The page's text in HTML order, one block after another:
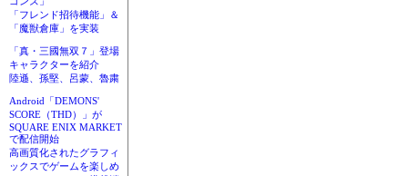
「フレンド招待機能」＆
「魔獣倉庫」を実装
「真・三國無双７」登場
キャラクターを紹介
陸遜、孫堅、呂蒙、魯粛
Android「DEMONS'
SCORE（THD）」が
SQUARE ENIX MARKET
で配信開始
高画質化されたグラフィ
ックスでゲームを楽しめ